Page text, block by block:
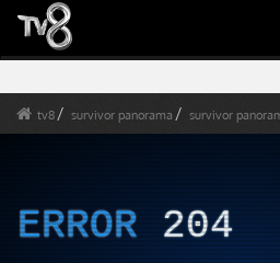
tv8 survivor panorama survivor
ERROR 204